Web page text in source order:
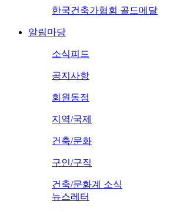
한국건축가협회 골드메달
알림마당
소식피드
공지사항
회원동정
지역/국제
건축/문화
구인/구직
건축/문화계 소식
뉴스레터